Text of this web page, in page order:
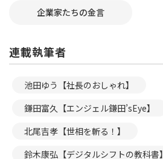
企業家たちの金言
連載執筆者
池田ゆう【社長のおしゃれ】
鎌田富久【エンジェル鎌田’sEye】
北尾吉孝【世相を斬る！】
鈴木康弘【デジタルシフトの教科書】